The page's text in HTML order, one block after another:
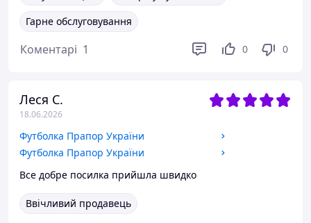
Гарне обслуговування
Коментарі 1 0 0
Леся С.
18.06.2026
Футболка Прапор України
Футболка Прапор України
Все добре посилка прийшла швидко
Ввічливий продавець